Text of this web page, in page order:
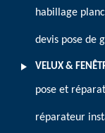
habillage
devis pose de
VELUX &
pose et
réparateur